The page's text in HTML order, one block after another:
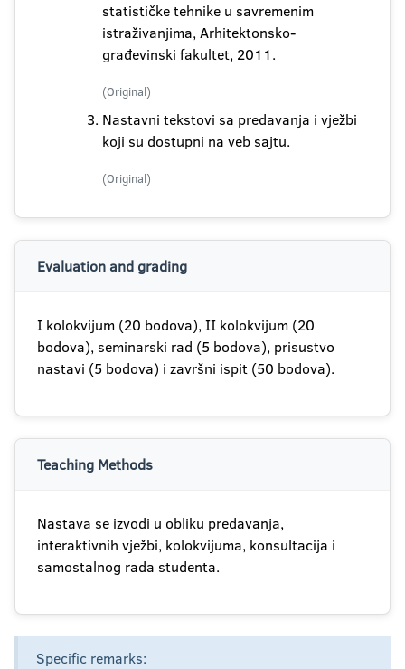
statističke tehnike u savremenim
istraživanjima, Arhitektonsko-
građevinski fakultet, 2011.
(Original)
Nastavni tekstovi sa predavanja i vježbi
koji su dostupni na veb sajtu.
(Original)
Evaluation and grading
I kolokvijum (20 bodova), II kolokvijum (20
bodova), seminarski rad (5 bodova), prisustvo
nastavi (5 bodova) i završni ispit (50 bodova).
Teaching Methods
Nastava se izvodi u obliku predavanja,
interaktivnih vježbi, kolokvijuma, konsultacija i
samostalnog rada studenta.
Specific remarks: